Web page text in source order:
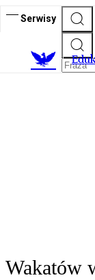
Serwisy
E
Wakatów